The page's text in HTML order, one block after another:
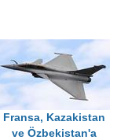
Fransa, Kazakistan
ve Özbekistan'a